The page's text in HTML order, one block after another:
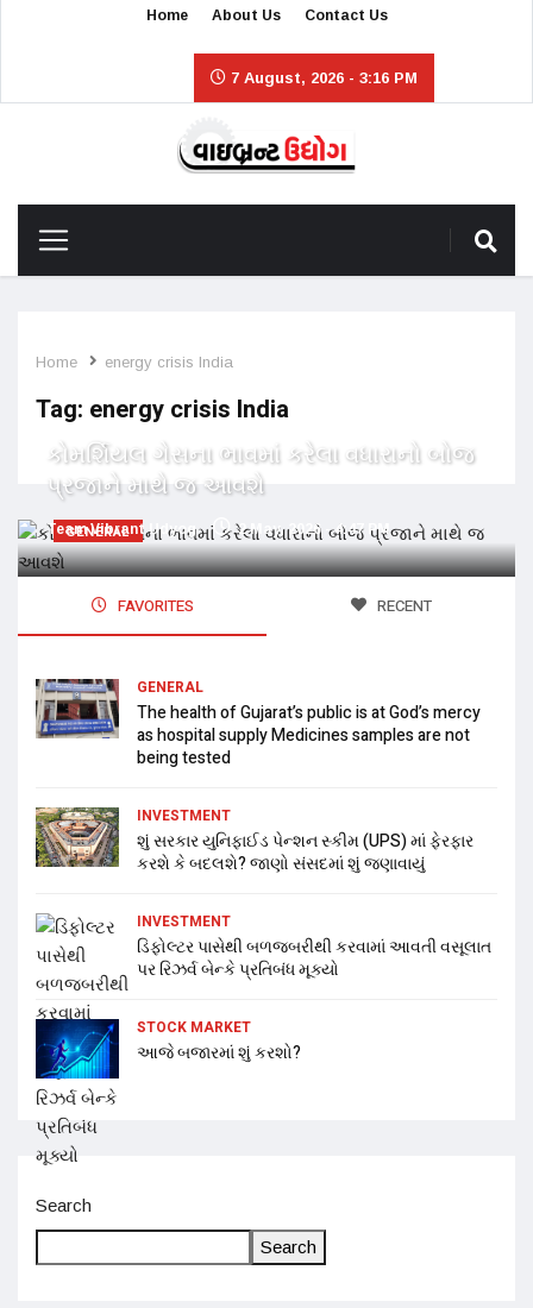
Home About Us Contact Us
7 August, 2026 - 3:16 PM
Home energy crisis India
Tag: energy crisis India
GENERAL
કોમર્શિયલ ગેસના ભાવમાં કરેલા વધારાનો બોજ
પ્રજાને માથે જ આવશે
Team Vibrant Udyog 2 May, 2026 - 4:47 PM
FAVORITES RECENT
GENERAL
The health of Gujarat’s public is at God’s mercy
as hospital supply Medicines samples are not
being tested
INVESTMENT
શું સરકાર યુનિફાઈડ પેન્શન સ્કીમ (UPS) માં ફેરફાર
કરશે કે બદલશે? જાણો સંસદમાં શું જણાવાયું
INVESTMENT
ડિફોલ્ટર પાસેથી બળજબરીથી કરવામાં આવતી વસૂલાત
પર રિઝર્વ બેન્કે પ્રતિબંધ મૂક્યો
STOCK MARKET
આજે બજારમાં શું કરશો?
Search
Search